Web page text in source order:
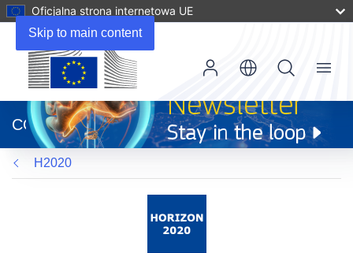
Skip to main content
Oficjalna strona internetowa UE
otworzy
się
w
nowym
oknie)
CORDIS
Menu
H2020